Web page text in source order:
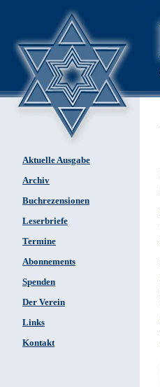
Aktuelle Ausgabe
Archiv
Buchrezensionen
Leserbriefe
Termine
Abonnements
Spenden
Der Verein
Links
Kontakt